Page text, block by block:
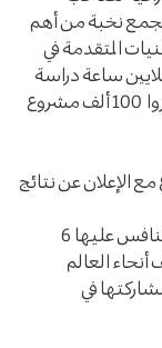
نخبة من أهم
المتقدمة في
لتدريب المشاركين من 80 بلداً، تلقوا 5 ملايين ساعة دراسة
وعمل، وشاركوا في 76 ألف ورشة تدريبية، وأنجزوا 100 ألف مشروع
الإعلان عن نتائج
ار، وستتنافس عليها 6
العالم
في